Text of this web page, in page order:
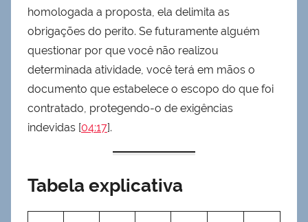
homologada a proposta, ela delimita as
obrigações do perito. Se futuramente alguém
questionar por que você não realizou
determinada atividade, você terá em mãos o
documento que estabelece o escopo do que foi
contratado, protegendo-o de exigências
indevidas [04:17].
Tabela explicativa